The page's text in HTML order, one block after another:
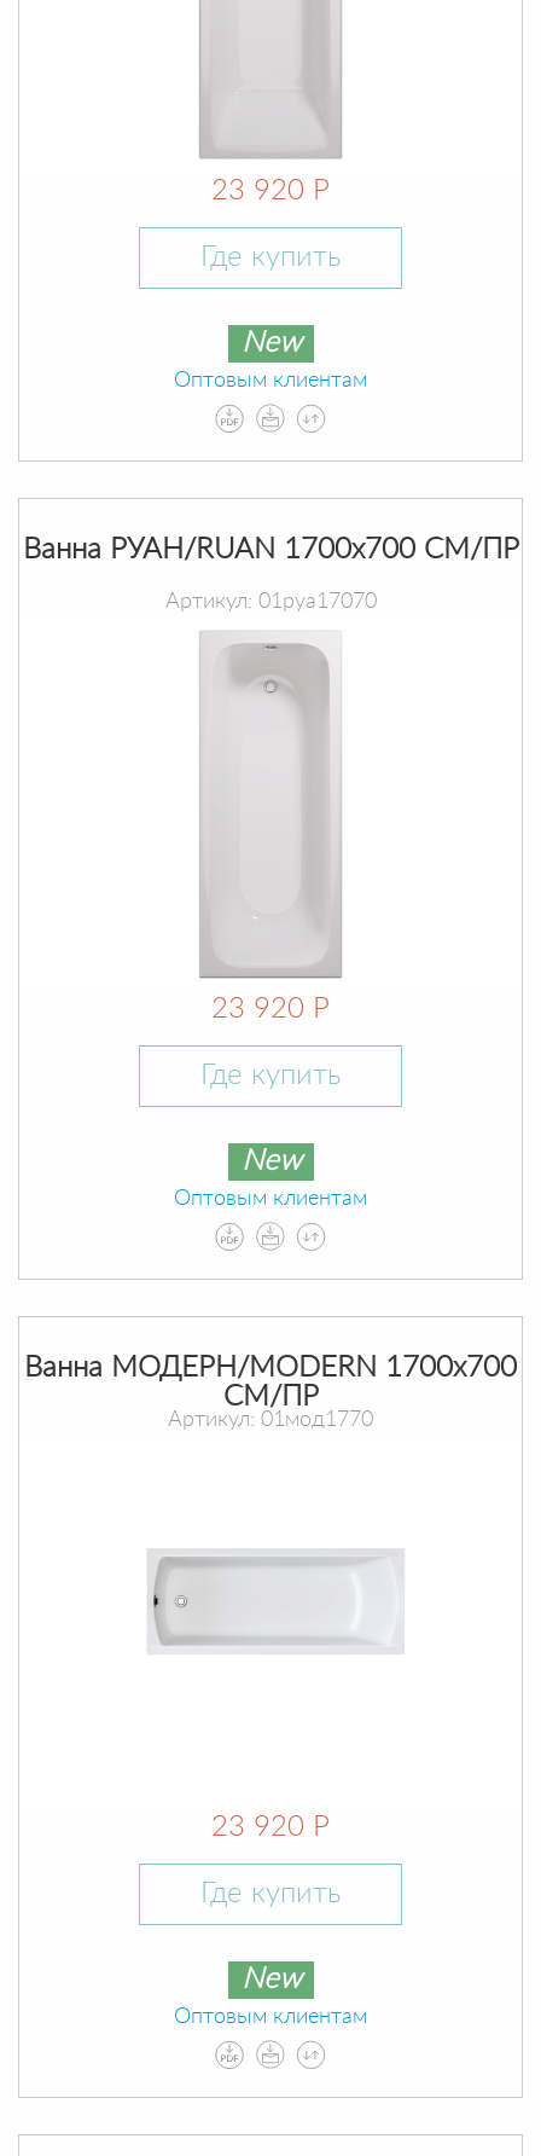
23 920 Р
Где купить
New
Оптовым клиентам
Ванна РУАН/RUAN 1700х700 СМ/ПР
Артикул: 01руа17070
23 920 Р
Где купить
New
Оптовым клиентам
Ванна МОДЕРН/MODERN 1700х700
СМ/ПР
Артикул: 01мод1770
23 920 Р
Где купить
New
Оптовым клиентам